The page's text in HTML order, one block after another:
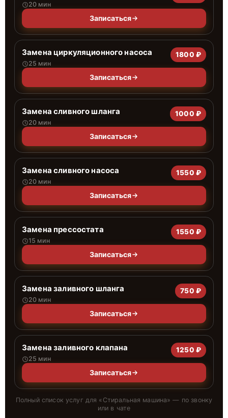
20 мин
Записаться
Замена циркуляционного насоса
25 мин
1800 ₽
Записаться
Замена сливного шланга
20 мин
1000 ₽
Записаться
Замена сливного насоса
20 мин
1550 ₽
Записаться
Замена прессостата
15 мин
1550 ₽
Записаться
Замена заливного шланга
20 мин
750 ₽
Записаться
Замена заливного клапана
25 мин
1250 ₽
Записаться
Полный список услуг для « Стиральная машина» — по звонку
или в чате